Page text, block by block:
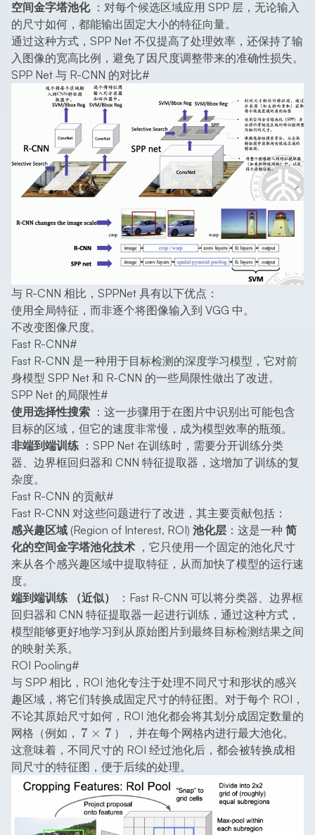
空间金字塔池化：对每个候选区域应用 SPP 层，无论输入
的尺寸如何，都能输出固定大小的特征向量。
通过这种方式，SPP Net 不仅提高了处理效率，还保持了输
入图像的宽高比例，避免了因尺度调整带来的准确性损失。
SPP Net 与 R-CNN 的对比#
与 R-CNN 相比，SPPNet 具有以下优点：
使用全局特征，而非逐个将图像输入到 VGG 中。
不改变图像尺度。
Fast R-CNN#
Fast R-CNN 是一种用于目标检测的深度学习模型，它对前
身模型 SPP Net 和 R-CNN 的一些局限性做出了改进。
SPP Net 的局限性#
使用选择性搜索 ：这一步骤用于在图片中识别出可能包含
目标的区域，但它的速度非常慢，成为模型效率的瓶颈。
非端到端训练 ：SPP Net 在训练时，需要分开训练分类
器、边界框回归器和 CNN 特征提取器，这增加了训练的复
杂度。
Fast R-CNN 的贡献#
Fast R-CNN 对这些问题进行了改进，其主要贡献包括：
感兴趣区域 (Region of Interest, ROI) 池化层 ：这是一种 简
化的空间金字塔池化技术 ，它只使用一个固定的池化尺寸
来从各个感兴趣区域中提取特征，从而加快了模型的运行速
度。
端到端训练 （近似）
：Fast R-CNN 可以将分类器、边界框
回归器和 CNN 特征提取器一起进行训练，通过这种方式，
模型能够更好地学习到从原始图片到最终目标检测结果之间
的映射关系。
ROI Pooling#
与 SPP 相比，ROI 池化专注于处理不同尺寸和形状的感兴
趣区域，将它们转换成固定尺寸的特征图。对于每个 ROI，
不论其原始尺寸如何，ROI 池化都会将其划分成固定数量的
网格（例如， 7\times7
7 × 7 ），并在每个网格内进行最大池化。
这意味着，不同尺寸的 ROI 经过池化后，都会被转换成相
同尺寸的特征图，便于后续的处理。